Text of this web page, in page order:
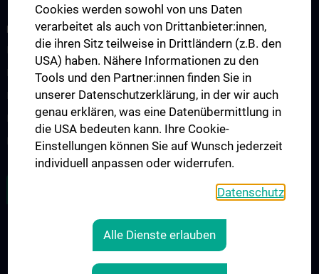
FORSCHUNG
Forschung Viszeralchirurgie
Forschung Gefäßchirurgie
Forschung Transplantation
Preise und Auszeichnungen
Researcher of the month
Cookies werden sowohl von uns Daten
verarbeitet als auch von Drittanbieter:innen,
die ihren Sitz teilweise in Drittländern (z.B. den
USA) haben. Nähere Informationen zu den
Tools und den Partner:innen finden Sie in
unserer Datenschutzerklärung, in der wir auch
genau erklären, was eine Datenübermittlung in
die USA bedeuten kann. Ihre Cookie-
Einstellungen können Sie auf Wunsch jederzeit
individuell anpassen oder widerrufen.
Datenschutz
Alle Dienste erlauben